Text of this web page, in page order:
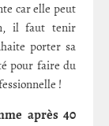
car elle peut
il faut tenir
porter sa
pour faire du
!
après 40